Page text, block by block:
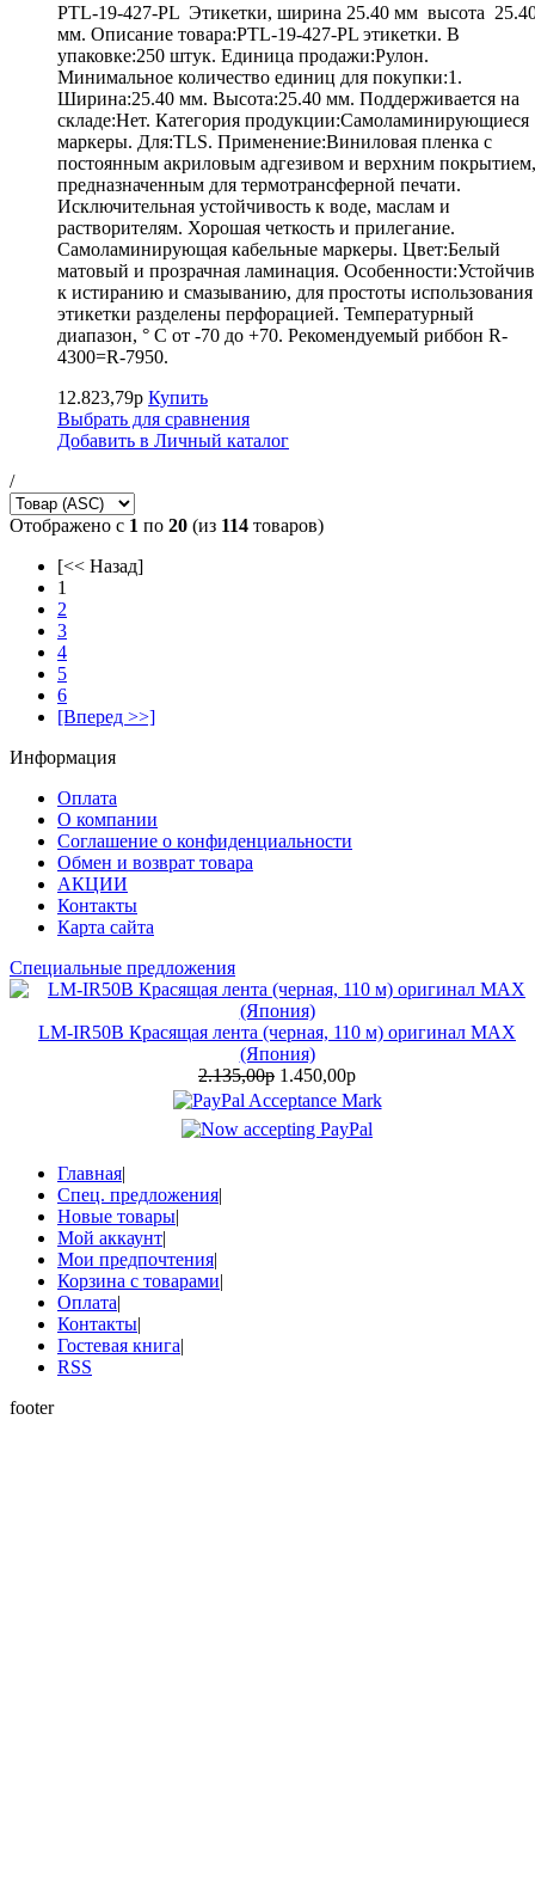
PTL-19-427-PL Этикетки, ширина 25.40 мм высота
мм. Описание товара:PTL-19-427-PL этикетки. В
упаковке:250 штук. Единица продажи:Рулон.
Минимальное количество единиц для покупки:1.
Ширина:25.40 мм. Высота:25.40 мм. Поддерживается на
складе:Нет. Категория продукции:Самоламинирующиеся
маркеры. Для:TLS. Применение:Виниловая пленка с
постоянным акриловым адгезивом и верхним покрытием,
предназначенным для термотрансферной печати.
Исключительная устойчивость к воде, маслам и
растворителям. Хорошая четкость и прилегание.
Самоламинирующая кабельные маркеры. Цвет:Белый
матовый и прозрачная ламинация. Особенности:Устойчив
к истиранию и смазыванию, для простоты использования
этикетки разделены перфорацией. Температурный
диапазон, ° С от -70 до +70. Рекомендуемый риббон R-
4300=R-7950.
12.823,79р Купить
Выбрать для сравнения
Добавить в Личный каталог
/
Отображено с 1 по 20 (из 114 товаров)
[<< Назад]
1
2
3
4
5
6
[Вперед >>]
Информация
Оплата
О компании
Соглашение о конфиденциальности
Обмен и возврат товара
АКЦИИ
Контакты
Карта сайта
Специальные предложения
LM-IR50B Красящая лента (черная, 110 м) оригинал MAX
(Япония)
2.135,00р 1.450,00р
Главная|
Спец. предложения|
Новые товары|
Мой аккаунт|
Мои предпочтения|
Корзина с товарами|
Оплата|
Контакты|
Гостевая книга|
RSS
footer